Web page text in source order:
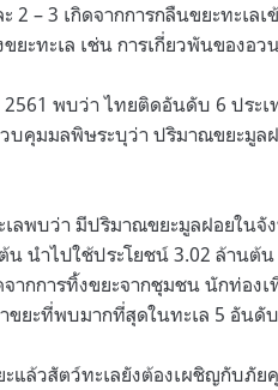
2 – 3 เกิดจากการกลืนขยะทะเ
ยะทะเล เช่น การเกี่ยวพันของอ
พบว่า ไทยติดอันดับ 6 ประเ
บคุมมลพิษระบุว่า ปริมาณขยะมู
ลพบว่า มีปริมาณขยะมูลฝอยในจั
น นําไปใช้ประโยชน์ 3.02 ล้านต้
ากการทิ้งขยะจากชุมชน นักท่อง
ขยะที่พบมากที่สุดในทะเล 5 อันดั
แล้วสัตว์ทะเลยังต้องเผชิญกับภั